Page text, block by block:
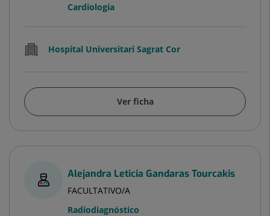
Cardiología
Hospital Universitari Sagrat Cor
Ver ficha
Alejandra Leticia Gandaras Tourcakis
FACULTATIVO/A
Radiodiagnóstico